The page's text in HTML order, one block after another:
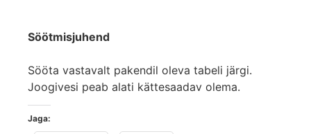
Söötmisjuhend
Sööta vastavalt pakendil oleva tabeli järgi.
Joogivesi peab alati kättesaadav olema.
Jaga: